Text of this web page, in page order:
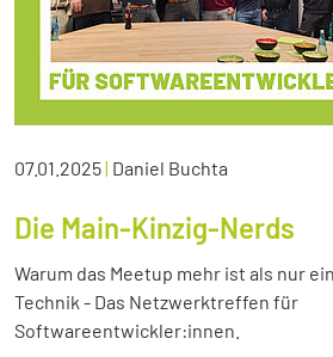
07.01.2025| Daniel Buchta
Die Main-Kinzig-Nerds
Warum das Meetup mehr ist als nur
Technik - Das Netzwerktreffen für
Softwareentwickler:innen.